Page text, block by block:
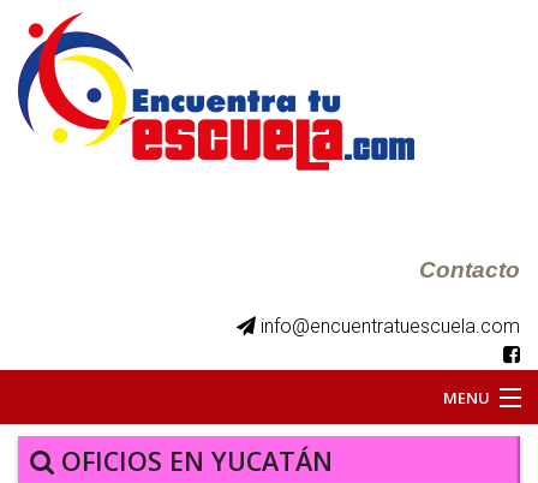
Contacto
info@encuentratuescuela.com
MENU
INICIOOFICIOS EN YUCATÁN